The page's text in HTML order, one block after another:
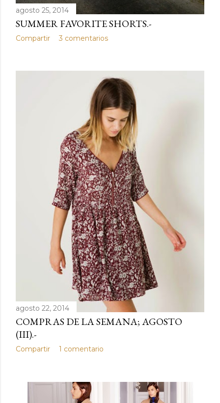
agosto 25, 2014
SUMMER FAVORITE SHORTS.-
Compartir 3 comentarios
agosto 22, 2014
COMPRAS DE LA SEMANA; AGOSTO
(III).-
Compartir 1 comentario